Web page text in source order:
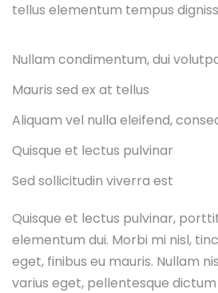
tellus elementum tempus
Nullam condimentum, dui
Mauris sed ex at tellus
Aliquam vel nulla eleifend,
Quisque et lectus pulvinar
Sed sollicitudin viverra est
Quisque et lectus pulvinar,
elementum dui. Morbi mi nisl,
eget, finibus eu mauris. Nullam
varius eget, pellentesque dictum